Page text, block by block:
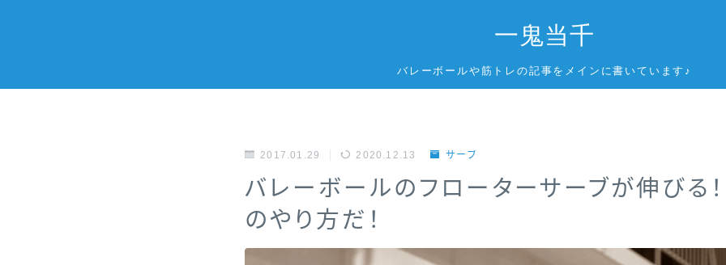
一鬼当千
バレーボールや筋トレの記事をメインに書いています♪
2017.01.29 2020.12.13 サーブ
バレーボールのフローターサーブが伸びる
のやり方だ！